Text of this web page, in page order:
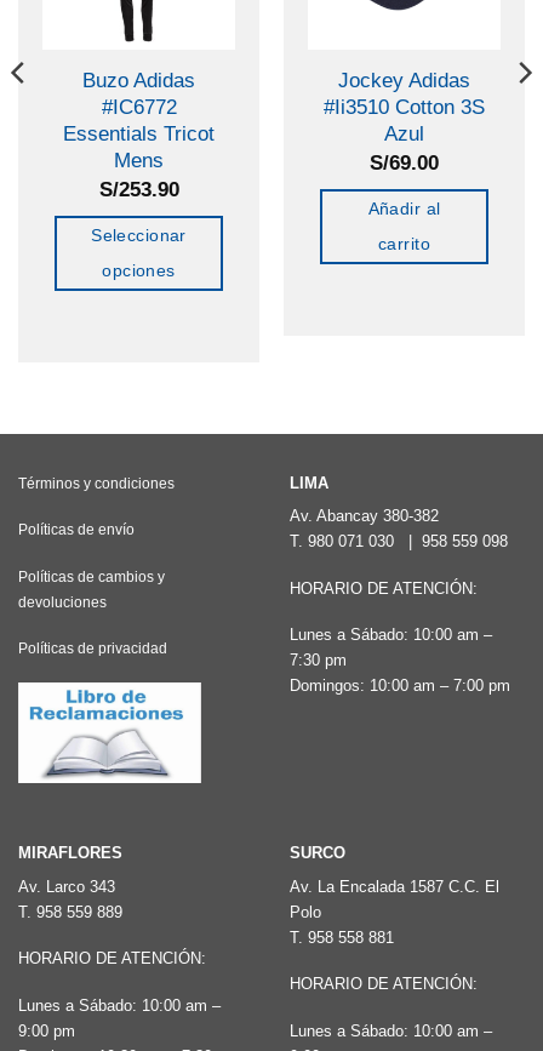
Buzo Adidas
#IC6772
Essentials Tricot
Mens
S/253.90
Seleccionar
opciones
variantes.
pueden
página
de
producto
Jockey Adidas
#Ii3510 Cotton 3S
Azul
S/69.00
Añadir al
carrito
Términos y condiciones
Políticas de envío
Políticas de cambios y
devoluciones
Políticas de privacidad
LIMA
Av. Abancay 380-382
T. 980 071 030 958 559 098
HORARIO DE ATENCIÓN:
Lunes a Sábado: 10:00 am –
7:30 pm
Domingos: 10:00 am – 7:00 pm
MIRAFLORES
Av. Larco 343
T. 958 559 889
HORARIO DE ATENCIÓN:
Lunes a Sábado: 10:00 am –
9:00 pm
SURCO
Av. La Encalada 1587 C.C. El
Polo
T. 958 558 881
HORARIO DE ATENCIÓN:
Lunes a Sábado: 10:00 am –